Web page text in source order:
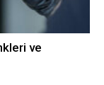
ve